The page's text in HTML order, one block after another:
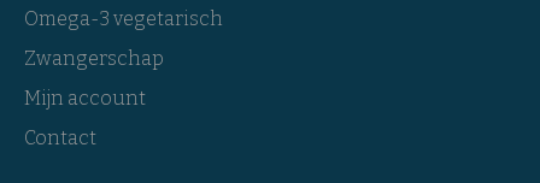
Omega-3 vegetarisch
Zwangerschap
Mijn account
Contact